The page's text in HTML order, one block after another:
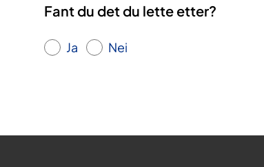
Fant du det du lette etter?
Ja Nei